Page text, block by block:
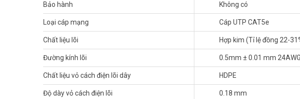
Đặt mua Online ngay sản phẩm DAHUA DH-PFM922I-5EUN-C mới nhất, xin vui
Tham khảo thêm hình ảnh tại
Facebook Vuhoangtelecomnhé!
Bảo hành Không có
Loại cáp mạng Cáp UTP CAT5e
Chất liệu lõi Hợp kim (Tỉ lệ đồng 22-
Đường kính lõi 0.5mm ± 0.01 mm 24AWG
Chất liệu vỏ cách điện lõi dây HDPE
Độ dày vỏ cách điện lõi 0.18 mm